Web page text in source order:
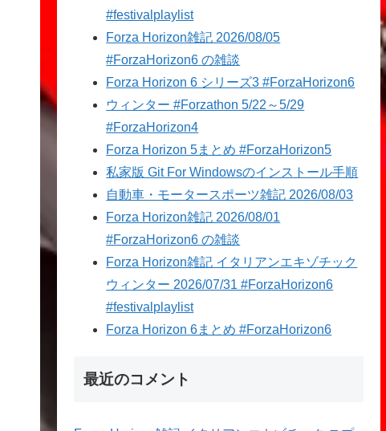
#festivalplaylist
Forza Horizon雑記 2026/08/05
#ForzaHorizon6 の雑談
Forza Horizon 6 シリーズ3 #ForzaHorizon6
ウィンター #Forzathon 5/22～5/29
#ForzaHorizon4
Forza Horizon 5まとめ #ForzaHorizon5
私家版 Git For Windowsのインストール手順
自動車・モータースポーツ雑記 2026/08/03
Forza Horizon雑記 2026/08/01
#ForzaHorizon6 の雑談
Forza Horizon雑記 イタリアンエキゾチック
ウィンター 2026/07/31 #ForzaHorizon6
#festivalplaylist
Forza Horizon 6まとめ #ForzaHorizon6
最近のコメント